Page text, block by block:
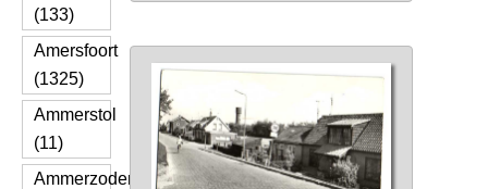
(133)
Amersfoort
(1325)
Ammerstol
(11)
Ammerzoden